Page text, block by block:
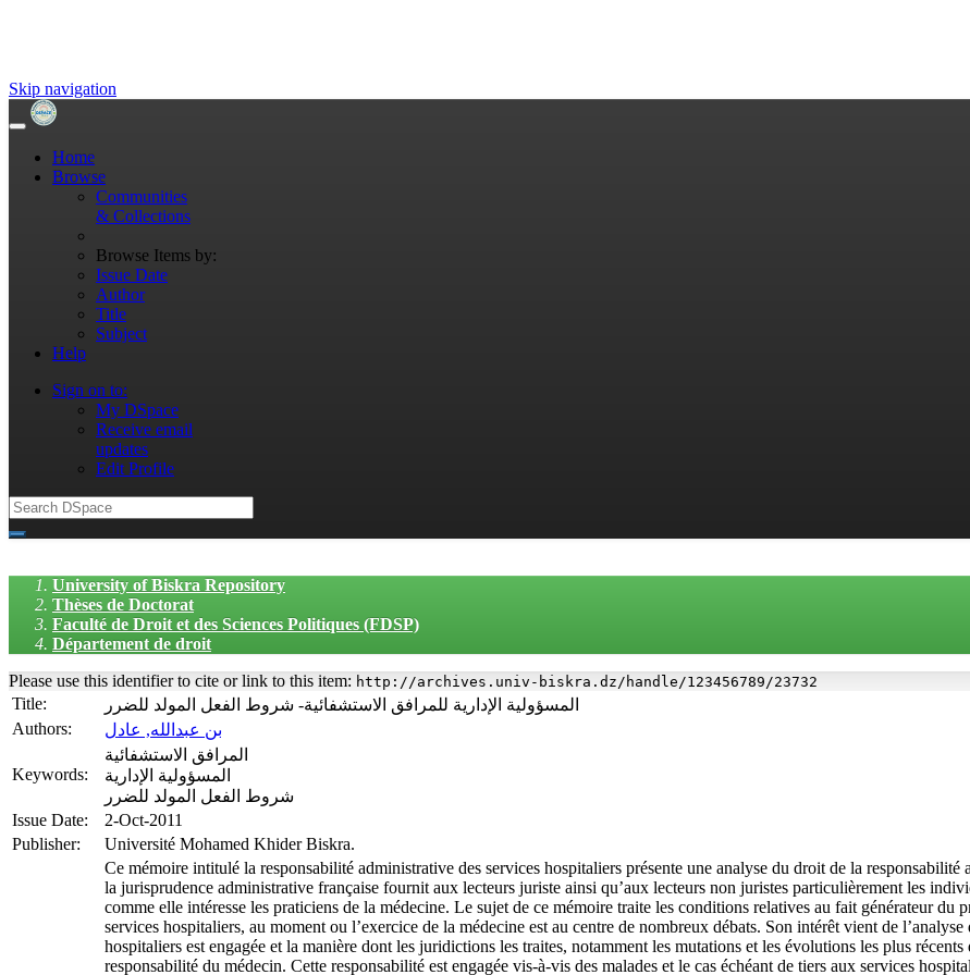
Skip navigation
Home
Browse
Communities
& Collections
Browse Items by:
Issue Date
Author
Title
Subject
Help
Sign on to:
My DSpace
Receive email
updates
Edit Profile
University of Biskra Repository
Thèses de Doctorat
Faculté de Droit et des Sciences Politiques (FDSP)
Département de droit
Please use this identifier to cite or link to this item: http://archives.univ-biskra.dz/handle/123456789/23732
Title:
المسؤولية الإدارية للمرافق الاستشفائية- شروط الفعل المولد للضرر
Authors:
بن عبدالله, عادل
Keywords:
المرافق الاستشفائية
المسؤولية الإدارية
شروط الفعل المولد للضرر
Issue Date:
2-Oct-2011
Publisher:
Université Mohamed Khider Biskra.
Ce mémoire intitulé la responsabilité administrative des services hospitaliers présente une analyse du droit de la
la jurisprudence administrative française fournit aux lecteurs juriste ainsi qu’aux lecteurs non juristes particulièrement les
comme elle intéresse les praticiens de la médecine. Le sujet de ce mémoire traite les conditions relatives au fait générateur du
services hospitaliers, au moment ou l’exercice de la médecine est au centre de nombreux débats. Son intérêt vient de
hospitaliers est engagée et la manière dont les juridictions les traites, notamment les mutations et les évolutions les plus
responsabilité du médecin. Cette responsabilité est engagée vis-à-vis des malades et le cas échéant de tiers aux services